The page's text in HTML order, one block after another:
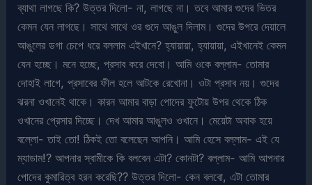
ব্যাথা লাগছে কি? উত্তর দিলো- না, লাগছে না। তবে আমার গুদের ভিতর
কেমন যেন লাগছে। সাথে সাথে ওর গুদে আঙুল দিলাম। গুদের উপরে দেয়ালে
আঙুলের ডগা চেপে ধরে বললাম এইখানে? হ্যায়ায়া, হ্যায়ায়া, এইখানেই কেমন
যেন হচ্ছে। মনে হচ্ছে, প্রসাব করে দেবো। আমি ওকে বল্লাম- তোমার
দোহাই লাগে, প্রসাবের ফীল হলে আটকে রেখোনা। ওটা প্রসাব নয়। গুদের
ঝরনা ওখানেই থাকে। কারন আমার বাড়া পোদের ফুটোয় উপর থেকে ঠিক
ওখানের প্রেসার দিচ্ছে। দেখ আমার আঙুলও ওখানে। মেয়েটা অবাক হয়ে
বল্লো- তাই তো! ঠিকই তো বলেছেন আপনি। আমি হেসে বল্লাম- এই যে
ম্যাডাম!? আপনার স্বামীকে কি বলবেন এটা? কোনটা? বল্লাম- আমি আপনার
পোদের কুমারিত্ব হরন করেছি?? উত্তর দিলো- কেন বলবো, এটা তোমার